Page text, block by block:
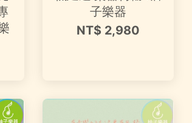
子樂器
NT$ 2,980